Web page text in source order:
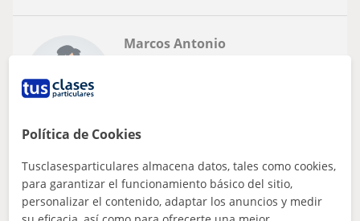
Marcos Antonio
Las Palmas
Comunicación
Maestro en Educación Física,
Política de Cookies
Tusclasesparticulares almacena datos, tales como cookies,
para garantizar el funcionamiento básico del sitio,
personalizar el contenido, adaptar los anuncios y medir